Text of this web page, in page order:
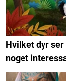
Hvilket dyr ser
noget